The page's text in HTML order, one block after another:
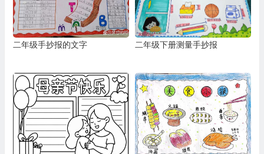
二年级手抄报的文字 二年级下册测量手抄报